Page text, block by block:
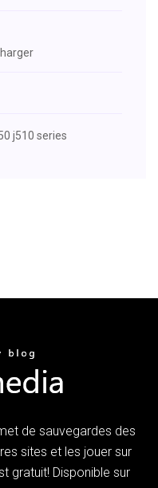
j510 series
de sauvegardes des
sites et les jouer sur
gratuit! Disponible sur